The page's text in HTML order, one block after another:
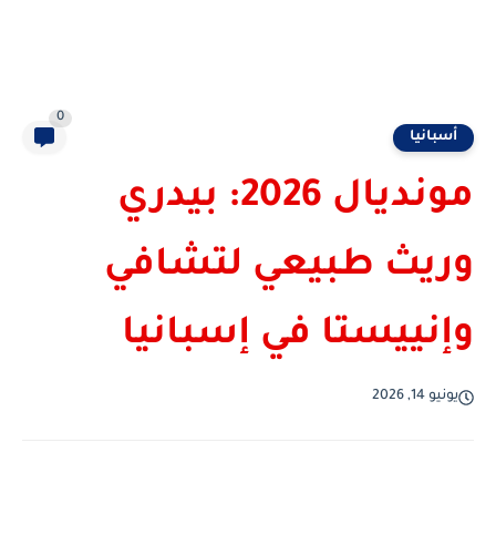
أسبانيا
0
مونديال 2026: بيدري
وريث طبيعي لتشافي
وإنييستا في إسبانيا
يونيو 14, 2026